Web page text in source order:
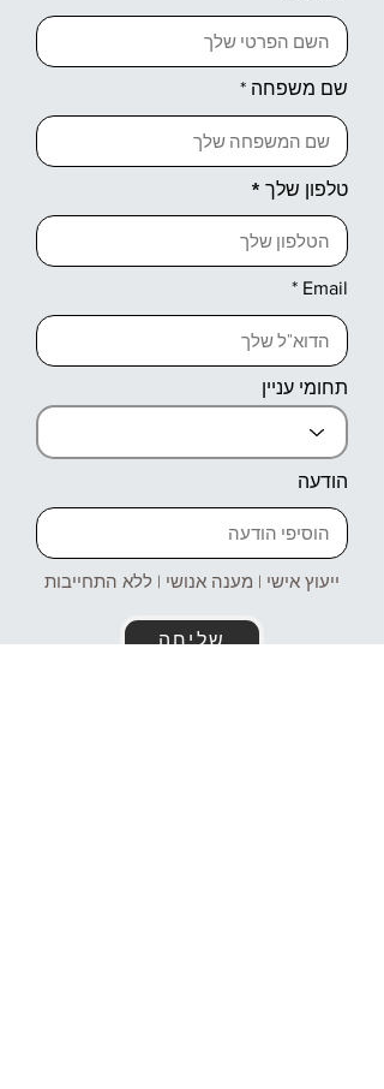
שם משפחה
טלפון שלך
Email
תחומי עניין
הודעה
ייעוץ אישי | מענה אנושי | ללא התחייבות
שליחה